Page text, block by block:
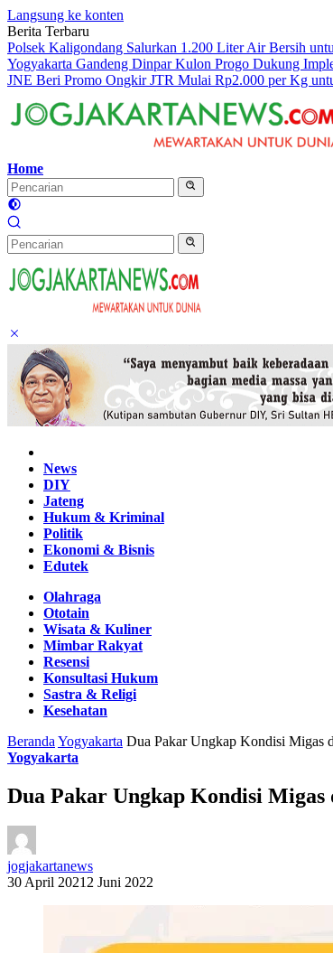
Langsung ke konten
Berita Terbaru
Polsek Kaligondang Salurkan 1.200 Liter Air Bersih
Yogyakarta Gandeng Dinpar Kulon Progo Dukung
JNE Beri Promo Ongkir JTR Mulai Rp2.000 per Kg
Home
News
DIY
Jateng
Hukum & Kriminal
Politik
Ekonomi & Bisnis
Edutek
Olahraga
Ototain
Wisata & Kuliner
Mimbar Rakyat
Resensi
Konsultasi Hukum
Sastra & Religi
Kesehatan
Beranda Yogyakarta Dua Pakar Ungkap Kondisi Migas
Yogyakarta
Dua Pakar Ungkap Kondisi
jogjakartanews
30 April 20212 Juni 2022